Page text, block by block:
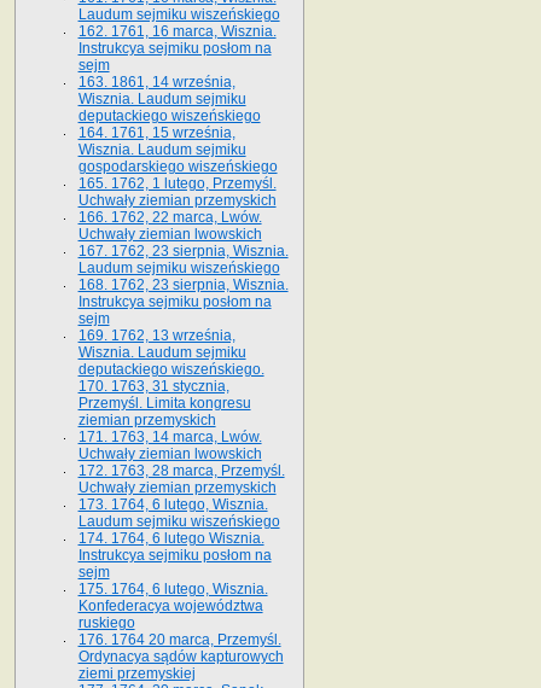
Laudum sejmiku wiszeńskiego
162. 1761, 16 marca, Wisznia.
Instrukcya sejmiku posłom na
sejm
163. 1861, 14 września,
Wisznia. Laudum sejmiku
deputackiego wiszeńskiego
164. 1761, 15 września,
Wisznia. Laudum sejmiku
gospodarskiego wiszeńskiego
165. 1762, 1 lutego, Przemyśl.
Uchwały ziemian przemyskich
166. 1762, 22 marca, Lwów.
Uchwały ziemian lwowskich
167. 1762, 23 sierpnia, Wisznia.
Laudum sejmiku wiszeńskiego
168. 1762, 23 sierpnia, Wisznia.
Instrukcya sejmiku posłom na
sejm
169. 1762, 13 września,
Wisznia. Laudum sejmiku
deputackiego wiszeńskiego.
170. 1763, 31 stycznia,
Przemyśl. Limita kongresu
ziemian przemyskich
171. 1763, 14 marca, Lwów.
Uchwały ziemian lwowskich
172. 1763, 28 marca, Przemyśl.
Uchwały ziemian przemyskich
173. 1764, 6 lutego, Wisznia.
Laudum sejmiku wiszeńskiego
174. 1764, 6 lutego Wisznia.
Instrukcya sejmiku posłom na
sejm
175. 1764, 6 lutego, Wisznia.
Konfederacya województwa
ruskiego
176. 1764 20 marca, Przemyśl.
Ordynacya sądów kapturowych
ziemi przemyskiej